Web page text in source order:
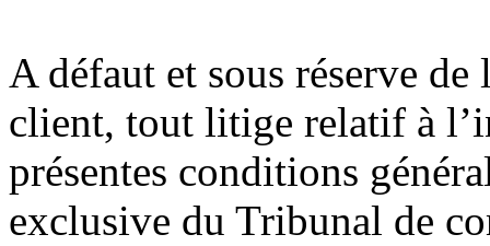
A défaut et sous réserve
client, tout litige relatif à
présentes conditions
exclusive du Tribunal de